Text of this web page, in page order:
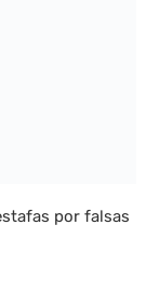
por falsas